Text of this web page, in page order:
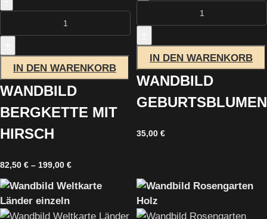
IN DEN WARENKORB
WANDBILD
BERGKETTE MIT
HIRSCH
82,50 € – 199,00 €
IN DEN WARENKORB
WANDBILD
GEBURTSBLUMEN
35,00 €